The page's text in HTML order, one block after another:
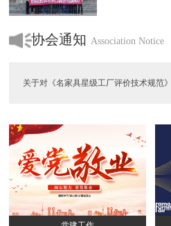
协会通知 Association Notice
关于对《名家具星级工厂评价技术规范